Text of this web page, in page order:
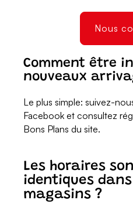
Nous
Comment être
nouveaux
Le plus simple: suivez-
Facebook et consultez
Bons Plans du site.
Les horaires
identiques
magasins ?